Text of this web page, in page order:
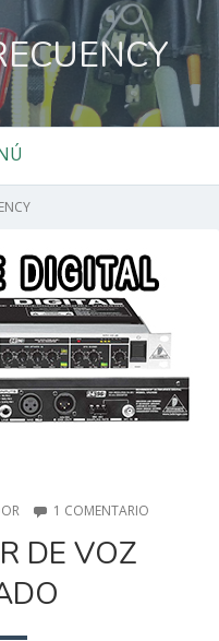
1 COMENTARIOEN
DE VOZ